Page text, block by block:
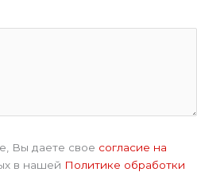
Вы даете свое согласие на
в нашей Политике обработки